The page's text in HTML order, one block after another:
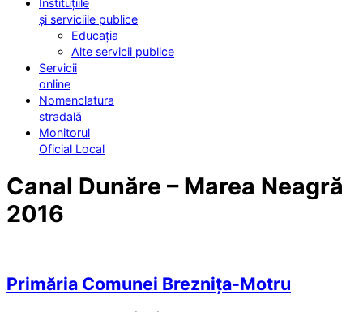
Instituțiile
și serviciile publice
Educația
Alte servicii publice
Servicii
online
Nomenclatura
stradală
Monitorul
Oficial Local
Canal Dunăre – Marea Neagră
2016
Primăria Comunei Breznița-Motru